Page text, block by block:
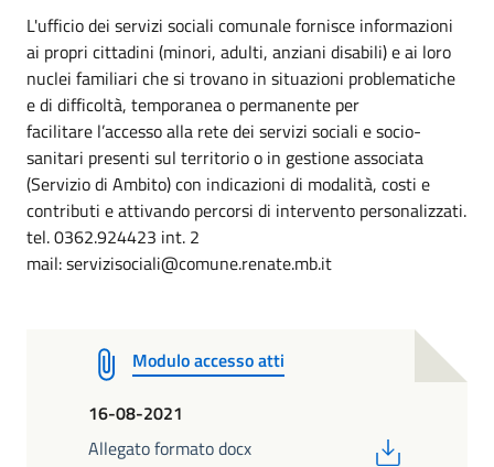
L'ufficio dei servizi sociali comunale fornisce informazioni
ai propri cittadini (minori, adulti, anziani disabili) e ai loro
nuclei familiari che si trovano in situazioni problematiche
e di difficoltà, temporanea o permanente per
facilitare l’accesso alla rete dei servizi sociali e socio-
sanitari presenti sul territorio o in gestione associata
(Servizio di Ambito) con indicazioni di modalità, costi e
contributi e attivando percorsi di intervento personalizzati.
tel. 0362.924423 int. 2
mail: servizisociali@comune.renate.mb.it
Modulo accesso atti
16-08-2021
Allegato formato docx